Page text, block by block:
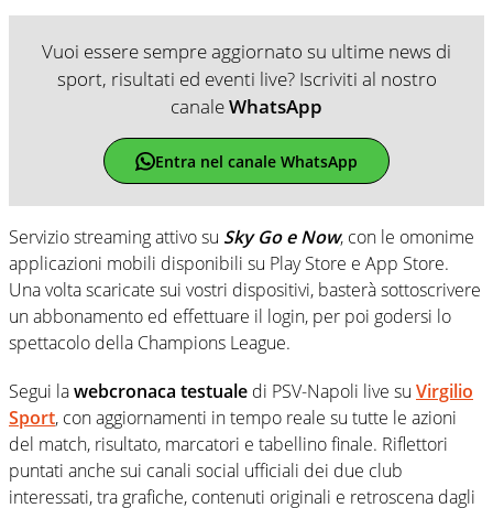
Vuoi essere sempre aggiornato su ultime news di
sport, risultati ed eventi live? Iscriviti al nostro
canaleWhatsApp
Entra nel canale WhatsApp
Servizio streaming attivo su Sky Go e Now, con le omonime
applicazioni mobili disponibili su Play Store e App Store.
Una volta scaricate sui vostri dispositivi, basterà sottoscrivere
un abbonamento ed effettuare il login, per poi godersi lo
spettacolo della Champions League.
Segui lawebcronaca testuale di PSV-Napoli live su Virgilio
Sport, con aggiornamenti in tempo reale su tutte le azioni
del match, risultato, marcatori e tabellino finale. Riflettori
puntati anche sui canali social ufficiali dei due club
interessati, tra grafiche, contenuti originali e retroscena dagli